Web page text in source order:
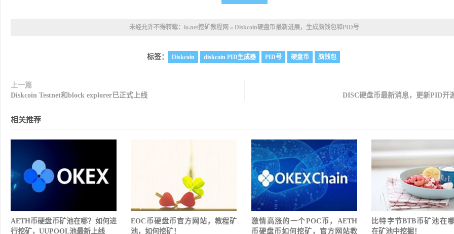
未经允许不得转载： io.net挖矿教程网 » Diskcoin硬盘币最新进展，生成脑钱包和PID号
标签： Diskcoin diskcoin PID生成器 PID号 硬盘币 脑钱包
上一篇
Diskcoin Testnet和block explorer已正式上线
DISC硬盘币最新消息，更新PID开
相关推荐
AETH币硬盘币矿池在哪？如何进
行挖矿，UUPOOL池最新上线
EOC币硬盘币官方网站，教程矿
池，如何挖矿！
激情高涨的一个POC币，AETH
币硬盘币如何挖矿，官方网站教
比特字节BTB币矿池在
在矿池中挖掘！